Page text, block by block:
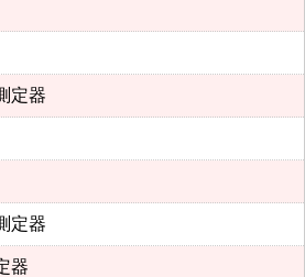
定器
定器
器